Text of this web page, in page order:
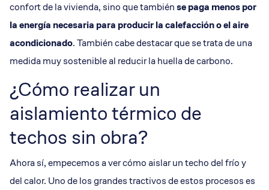
confort de la vivienda, sino que tambiénse paga menos por
la energía necesaria para producir la calefacción o el aire
acondicionado. También cabe destacar que se trata de una
medida muy sostenible al reducir la huella de carbono.
¿Cómo realizar un
aislamiento térmico de
techos sin obra?
Ahora sí, empecemos a ver cómo aislar un techo del frío y
del calor. Uno de los grandes tractivos de estos procesos es